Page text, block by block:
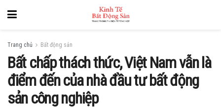
Trang chủ Bất động sản
Bất chấp thách thức, Việt Nam vẫn là
điểm đến của nhà đầu tư bất động
sản công nghiệp